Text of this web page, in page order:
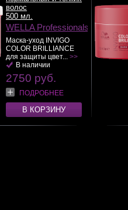
волос
500 мл.
WELLA Professionals
Маска-уход INVIGO
COLOR BRILLIANCE
для защиты цвет... >>
В наличии
2750 руб.
ПОДРОБНЕЕ
В КОРЗИНУ